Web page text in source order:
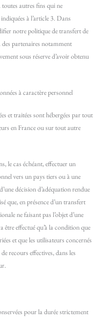
autres fins qui ne
à l’article 3. Dans
notre politique de transfert de
des partenaires notamment
sous réserve d’avoir obtenu
à caractère personnel
et traitées sont hébergées par tout
en France ou sur tout autre
le cas échéant, effectuer un
vers un pays tiers ou à une
décision d’adéquation rendue
que, en présence d’un transfert
ne faisant pas l’objet d’une
être effectué qu’à la condition que
et que les utilisateurs concernés
recours effectives, dans les
pour la durée strictement